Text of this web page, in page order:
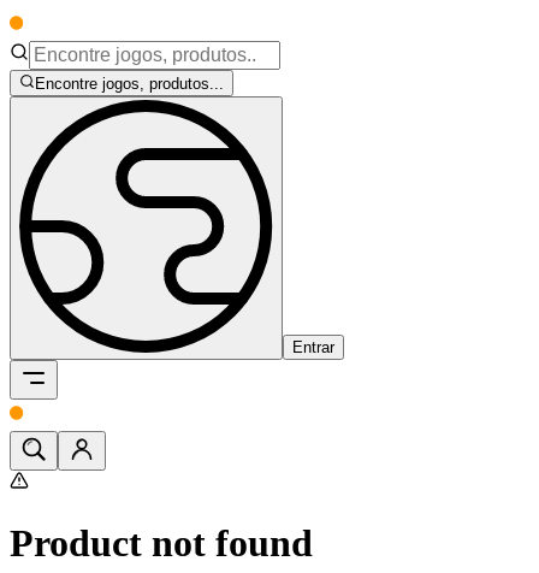
Encontre jogos, produtos...
Entrar
Product not found